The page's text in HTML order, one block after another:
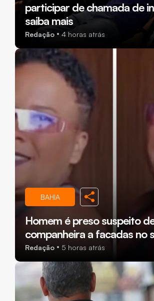
participar de chamada de
saiba mais
Redação 4 horas atrás
BAHIA
Homem é preso suspeito
companheira a facadas no
Redação 5 horas atrás